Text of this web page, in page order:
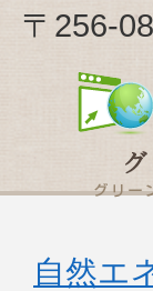
〒256-
自然エ